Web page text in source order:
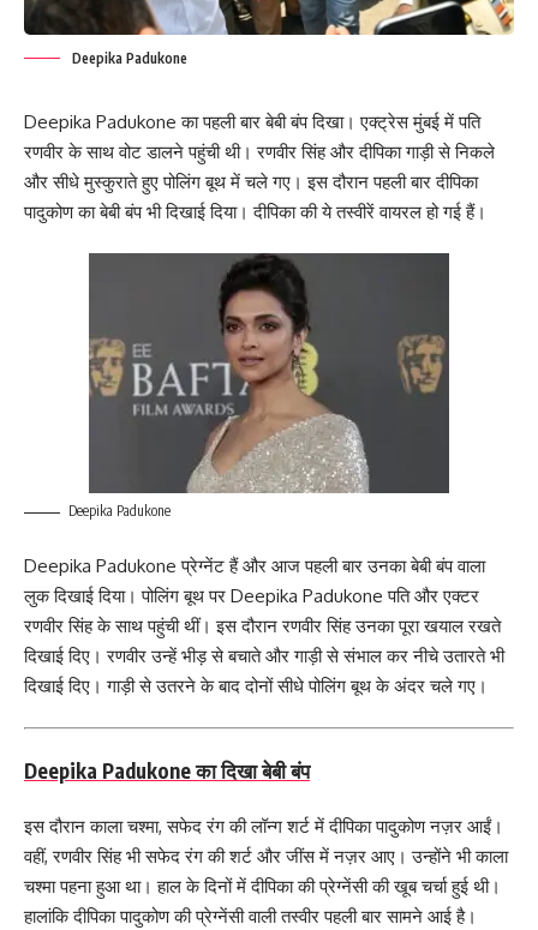
Deepika Padukone
Deepika Padukone का पहली बार बेबी बंप दिखा। एक्ट्रेस मुंबई में पति
रणवीर के साथ वोट डालने पहुंची थी। रणवीर सिंह और दीपिका गाड़ी से निकले
और सीधे मुस्कुराते हुए पोलिंग बूथ में चले गए। इस दौरान पहली बार दीपिका
पादुकोण का बेबी बंप भी दिखाई दिया। दीपिका की ये तस्वीरें वायरल हो गई हैं।
Deepika Padukone
Deepika Padukone प्रेग्नेंट हैं और आज पहली बार उनका बेबी बंप वाला
लुक दिखाई दिया। पोलिंग बूथ पर Deepika Padukone पति और एक्टर
रणवीर सिंह के साथ पहुंची थीं। इस दौरान रणवीर सिंह उनका पूरा खयाल रखते
दिखाई दिए। रणवीर उन्हें भीड़ से बचाते और गाड़ी से संभाल कर नीचे उतारते भी
दिखाई दिए। गाड़ी से उतरने के बाद दोनों सीधे पोलिंग बूथ के अंदर चले गए।
Deepika Padukone का दिखा बेबी बंप
इस दौरान काला चश्मा, सफेद रंग की लॉन्ग शर्ट में दीपिका पादुकोण नज़र आईं।
वहीं, रणवीर सिंह भी सफेद रंग की शर्ट और जींस में नज़र आए। उन्होंने भी काला
चश्मा पहना हुआ था। हाल के दिनों में दीपिका की प्रेग्नेंसी की खूब चर्चा हुई थी।
हालांकि दीपिका पादुकोण की प्रेग्नेंसी वाली तस्वीर पहली बार सामने आई है।